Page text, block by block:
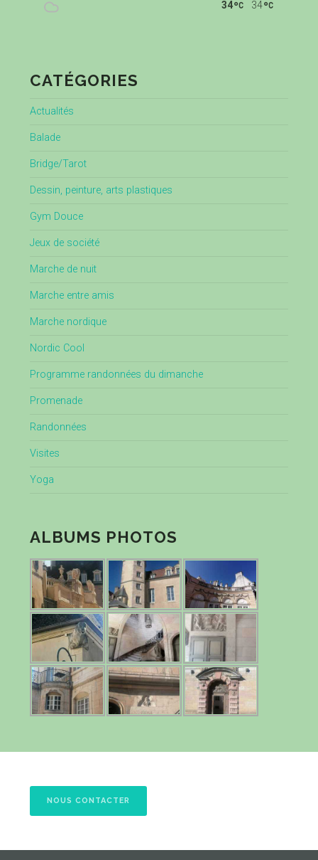
34
34
CATÉGORIES
Actualités
Balade
Bridge/Tarot
Dessin, peinture, arts plastiques
Gym Douce
Jeux de société
Marche de nuit
Marche entre amis
Marche nordique
Nordic Cool
Programme randonnées du dimanche
Promenade
Randonnées
Visites
Yoga
ALBUMS PHOTOS
NOUS CONTACTER